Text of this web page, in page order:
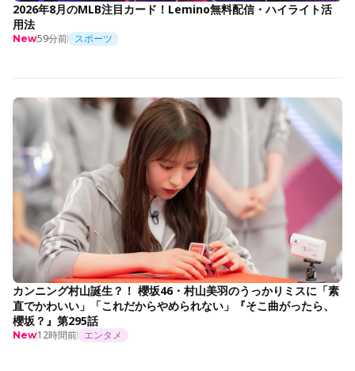
2026年8月のMLB注目カード！Lemino無料配信・ハイライト活
用法
New59分前 スポーツ
カンニング村山誕生？！ 櫻坂46・村山美羽のうっかりミスに「素
直でかわいい」「これだからやめられない」『そこ曲がったら、
櫻坂？』第295話
New12時間前 エンタメ